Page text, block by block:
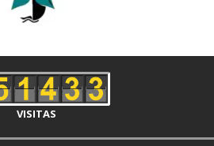
VISITAS